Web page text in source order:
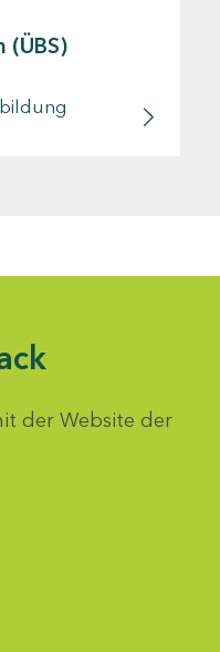
(ÜBS)
der Website der
auswählen